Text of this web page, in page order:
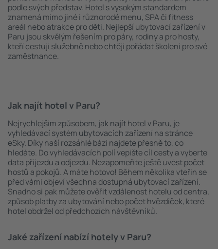
podle svých představ. Hotel s vysokým standardem
znamená mimo jiné i různorodé menu, SPA či fitness
areál nebo atrakce pro děti. Nejlepší ubytovací zařízení v
Paru jsou skvělým řešením pro páry, rodiny a pro hosty,
kteří cestují služebně nebo chtějí pořádat školení pro své
zaměstnance.
Jak najít hotel v Paru?
Nejrychlejším způsobem, jak najít hotel v Paru, je
vyhledávací systém ubytovacích zařízení na stránce
eSky. Díky naší rozsáhlé bázi najdete přesně to, co
hledáte. Do vyhledávacích polí vepište cíl cesty a vyberte
data příjezdu a odjezdu. Nezapomeňte ještě uvést počet
hostů a pokojů. A máte hotovo! Během několika vteřin se
před vámi objeví všechna dostupná ubytovací zařízení.
Snadno si pak můžete ověřit vzdálenost hotelu od centra,
způsob platby za ubytování nebo počet hvězdiček, které
hotel obdržel od předchozích návštěvníků.
Jaké zařízení nabízí hotely v Paru?